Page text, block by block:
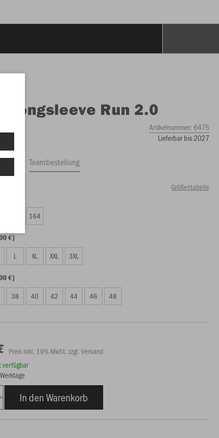
Longsleeve Run 2.0
Artikelnummer: 6475
Lieferbar bis 2027
Teambestellung
Größentabelle
164
€)
L XL XXL 3XL
€)
38 40 42 44 46 48
Preis inkl. 19% MwSt. zzgl. Versand
verfügbar
In den Warenkorb